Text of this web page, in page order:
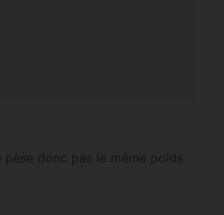
donc pas le même poids